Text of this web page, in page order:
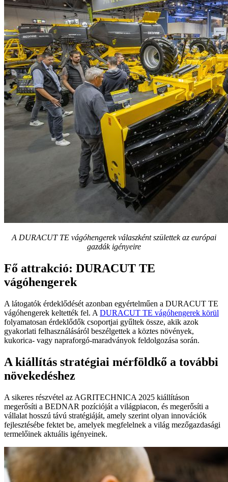
A DURACUT TE vágóhengerek válaszként születtek az európai
gazdák igényeire
Fő attrakció: DURACUT TE
vágóhengerek
A látogatók érdeklődését azonban egyértelműen a DURACUT TE
vágóhengerek keltették fel. A DURACUT TE vágóhengerek körül
folyamatosan érdeklődők csoportjai gyűltek össze, akik azok
gyakorlati felhasználásáról beszélgettek a köztes növények,
kukorica- vagy napraforgó-maradványok feldolgozása során.
A kiállítás stratégiai mérföldkő a további
növekedéshez
A sikeres részvétel az AGRITECHNICA 2025 kiállításon
megerősíti a BEDNAR pozícióját a világpiacon, és megerősíti a
vállalat hosszú távú stratégiáját, amely szerint olyan innovációk
fejlesztésébe fektet be, amelyek megfelelnek a világ mezőgazdasági
termelőinek aktuális igényeinek.